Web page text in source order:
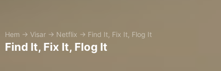
Hem → Visar → Netflix → Find It, Fix It, Flog It
Find It, Fix It, Flog It